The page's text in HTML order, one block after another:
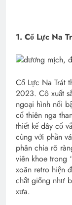
1. Cổ Lực Na
Cổ Lực Na Trát
2023. Cô xuất
ngoại hình nổi
cổ thiên nga
thiết kế dây cổ
cùng với phần
phân chia rõ
viên khoe trong
xoăn retro hiện
chất giống như
xưa.